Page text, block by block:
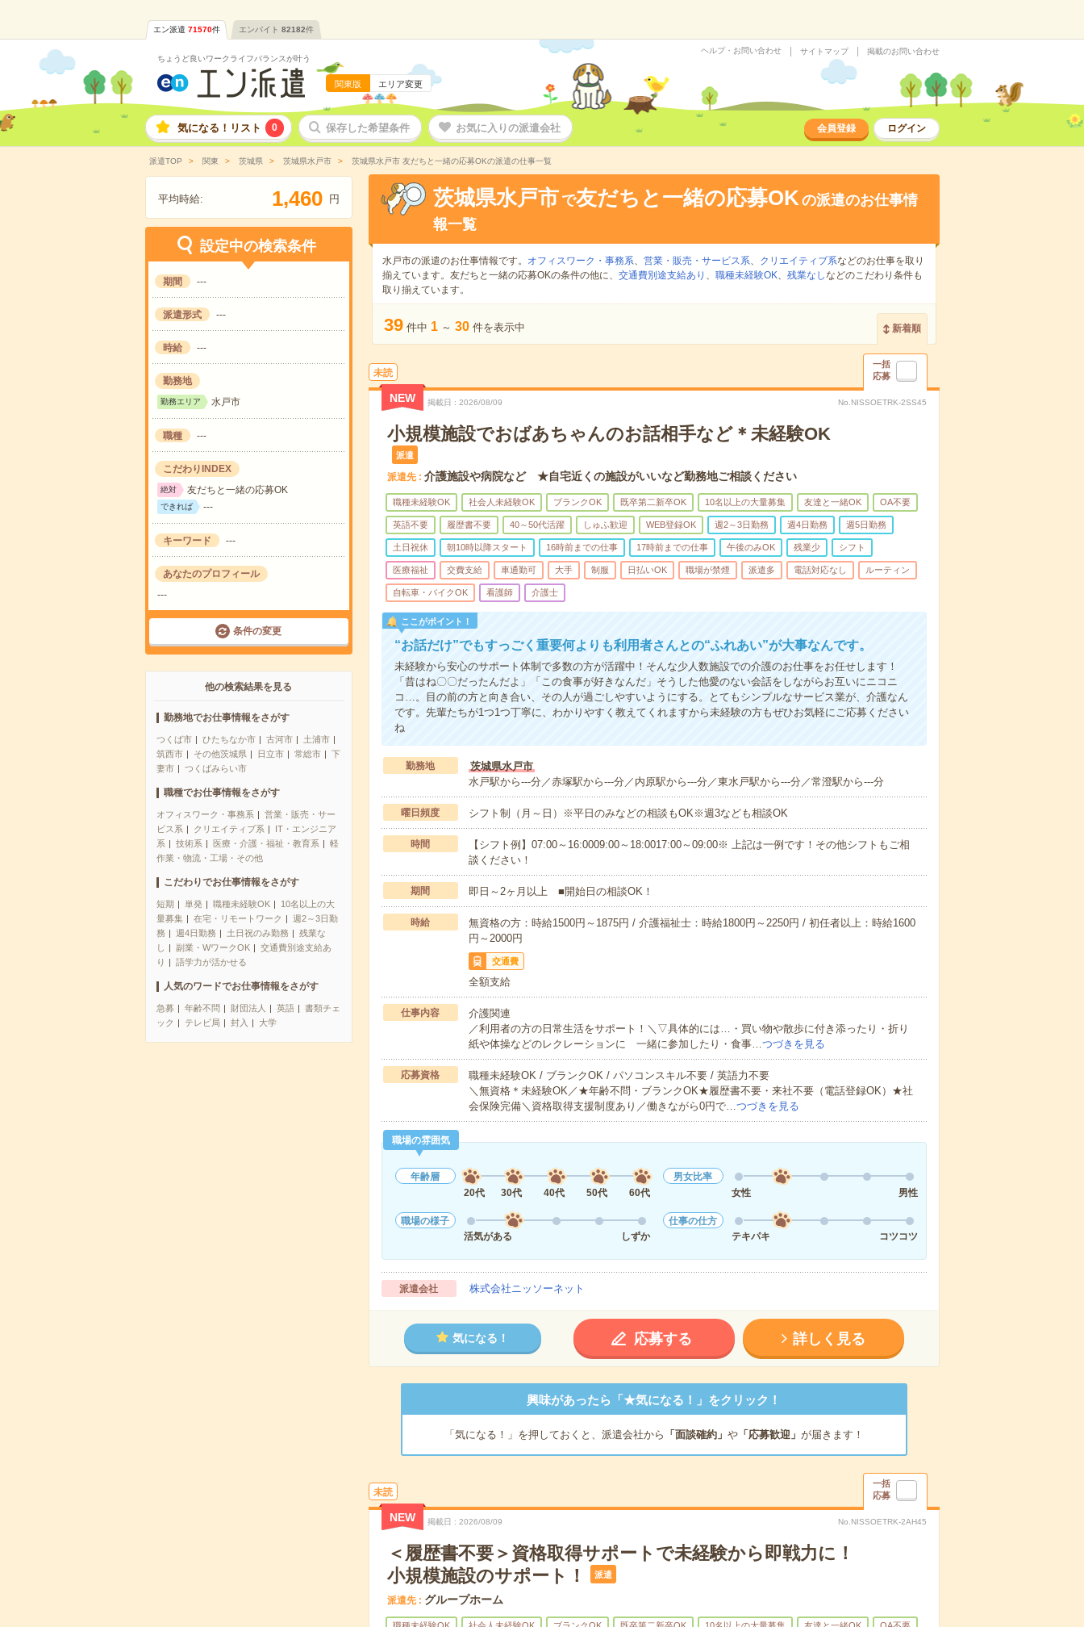
エン派遣 71570件 エンバイト 82182件
ちょうど良いワークライフバランスが叶う
関東版 エリア変更
ヘルプ・お問い合わせ サイトマップ 掲載のお問い合わせ
気になる！リスト 0 保存した希望条件 お気に入りの派遣会社 会員登録 ログイン
派遣TOP 関東 茨城県 茨城県水戸市 茨城県水戸市 友だちと一緒の応募OKの派遣の仕事一覧
平均時給: 1,460 円
設定中の検索条件
期間 ---
派遣形式 ---
時給 ---
勤務地
勤務エリア 水戸市
職種 ---
こだわりINDEX
絶対 友だちと一緒の応募OK
できれば ---
キーワード ---
あなたのプロフィール
---
条件の変更
他の検索結果を見る
勤務地でお仕事情報をさがす
つくば市 ひたちなか市 古河市
土浦市
筑西市
その他茨城県 日立市 常総市
下
妻市
つくばみらい市
職種でお仕事情報をさがす
オフィスワーク・事務系
営業・販売・サー
ビス系
クリエイティブ系
IT・エンジニア
系
技術系 医療・介護・福祉・教育系
軽
作業・物流・工場・その他
こだわりでお仕事情報をさがす
短期 単発 職種未経験OK
10名以上の大
量募集
在宅・リモートワーク
週2～3日勤
務
週4日勤務 土日祝のみ勤務
残業な
し
副業・WワークOK
交通費別途支給あ
り
語学力が活かせる
人気のワードでお仕事情報をさがす
急募 年齢不問 財団法人 英語
書類チェ
ック
テレビ局 封入 大学
茨城県水戸市 で友だちと一緒の応募OKの派遣のお仕事情
報一覧
水戸市の派遣のお仕事情報です。 オフィスワーク・事務系、 営業・販売・サービス系、 クリエイティブ系などのお仕事を取り
揃えています。友だちと一緒の応募OKの条件の他に、 交通費別途支給あり 、 職種未経験OK、 残業なしなどのこだわり条件も
取り揃えています。
39 件中 1 ～ 30 件を表示中 新着順
未読
一括
応募
NEW 掲載日 2026/08/09 No.NISSOETRK-2SS45
小規模施設でおばあちゃんのお話相手など＊未経験OK
派遣
派遣先 介護施設や病院など ★自宅近くの施設がいいなど勤務地ご相談ください
職種未経験OK 社会人未経験OK ブランクOK 既卒第二新卒OK 10名以上の大量募集 友達と一緒OK OA不要
英語不要 履歴書不要 40～50代活躍 しゅふ歓迎 WEB登録OK 週2～3日勤務 週4日勤務 週5日勤務
土日祝休 朝10時以降スタート 16時前までの仕事 17時前までの仕事 午後のみOK 残業少 シフト
医療福祉 交費支給 車通勤可 大手 制服 日払いOK 職場が禁煙 派遣多 電話対応なし ルーティン
自転車・バイクOK 看護師 介護士
ここがポイント！
“お話だけ”でもすっごく重要何よりも利用者さんとの“ふれあい”が大事なんです。
未経験から安心のサポート体制で多数の方が活躍中！そんな少人数施設での介護のお仕事をお任せします！
「昔はね〇〇だったんだよ」「この食事が好きなんだ」そうした他愛のない会話をしながらお互いにニコニ
コ…。目の前の方と向き合い、その人が過ごしやすいようにする。とてもシンプルなサービス業が、介護なん
です。先輩たちが1つ1つ丁寧に、わかりやすく教えてくれますから未経験の方もぜひお気軽にご応募ください
ね
勤務地
茨城県水戸市
水戸駅から---分／赤塚駅から---分／内原駅から---分／東水戸駅から---分／常澄駅から---分
曜日頻度 シフト制（月～日）※平日のみなどの相談もOK※週3なども相談OK
時間
【シフト例】07:00～16:0009:00～18:0017:00～09:00※ 上記は一例です！その他シフトもご相
談ください！
期間 即日～2ヶ月以上 ■開始日の相談OK！
時給
無資格の方：時給1500円～1875円 / 介護福祉士：時給1800円～2250円 / 初任者以上：時給1600
円～2000円
交通費
全額支給
仕事内容
介護関連
／利用者の方の日常生活をサポート！＼▽具体的には…・買い物や散歩に付き添ったり・折り
紙や体操などのレクレーションに 一緒に参加したり・食事…つづきを見る
応募資格
職種未経験OK / ブランクOK / パソコンスキル不要 / 英語力不要
＼無資格＊未経験OK／★年齢不問・ブランクOK★履歴書不要・来社不要（電話登録OK）★社
会保険完備＼資格取得支援制度あり／働きながら0円で…つづきを見る
職場の雰囲気
年齢層
20代
30代 40代 50代 60代
男女比率
女性
男性
職場の様子
活気がある
しずか
仕事の仕方
テキパキ
コツコツ
派遣会社 株式会社ニッソーネット
気になる！ 応募する 詳しく見る
興味があったら「★気になる！」をクリック！
「気になる！」を押しておくと、派遣会社から 「面談確約」 や「応募歓迎」 が届きます！
未読
一括
応募
NEW 掲載日 2026/08/09 No.NISSOETRK-2AH45
＜履歴書不要＞資格取得サポートで未経験から即戦力に！
小規模施設のサポート！
派遣
派遣先 グループホーム